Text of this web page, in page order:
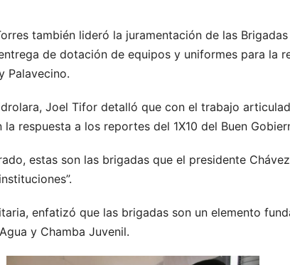
también lideró la juramentación de las
de dotación de equipos y uniformes para la
Palavecino.
Joel Tifor detalló que con el trabajo
respuesta a los reportes del 1X10 del Buen
estas son las brigadas que el presidente
enfatizó que las brigadas son un elemento
y Chamba Juvenil.